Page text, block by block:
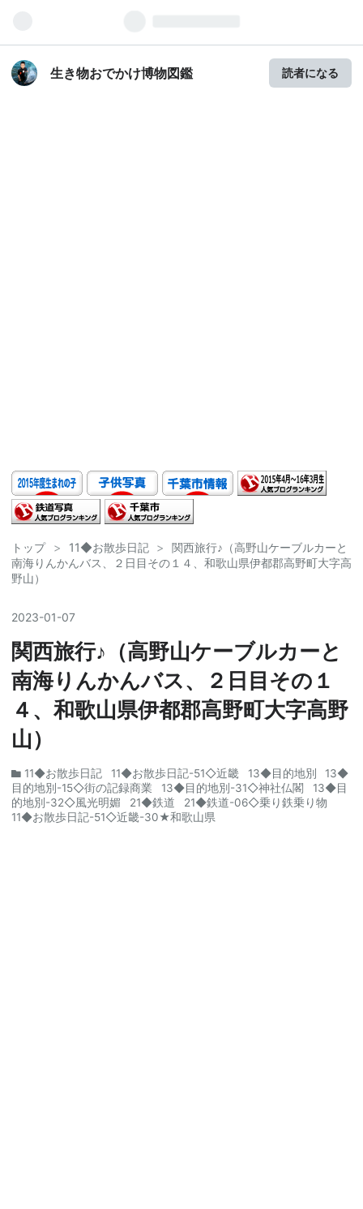
生き物おでかけ博物図鑑 読者になる
トップ > 11◆お散歩日記 >
関西旅行♪（高野山ケーブルカーと
南海りんかんバス、２日目その１４、和歌山県伊都郡高野町大字高
野山）
2023-01-07
関西旅行♪（高野山ケーブルカーと
南海りんかんバス、２日目その１
４、和歌山県伊都郡高野町大字高野
山）
11◆お散歩日記 11◆お散歩日記-51◇近畿 13◆目的地別
13◆
目的地別-15◇街の記録商業
13◆目的地別-31◇神社仏閣
13◆目
的地別-32◇風光明媚
21◆鉄道
21◆鉄道-06◇乗り鉄乗り物
11◆お散歩日記-51◇近畿-30★和歌山県